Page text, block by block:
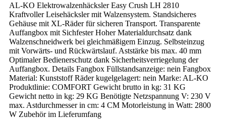
AL-KO Elektrowalzenhäcksler Easy Crush LH 2810
Kraftvoller Leisehäcksler mit Walzensystem. Standsicheres
Gehäuse mit XL-Räder für sicheren Transport. Transparente
Auffangbox mit Sichfester Hoher Materialdurchsatz dank
Walzenschneidwerk bei gleichmäßigem Einzug. Selbsteinzug
mit Vorwärts- und Rückwärtslauf. Aststärke bis max. 40 mm
Optimaler Bedienerschutz dank Sicherheitsverriegelung der
Auffangbox. Details Fangbox Füllstandsanzeige: nein Fangbox
Material: Kunststoff Räder kugelgelagert: nein Marke: AL-KO
Produktlinie: COMFORT Gewicht brutto in kg: 31 KG
Gewicht netto in kg: 29 KG Benötigte Netzspannung V: 230 V
max. Astdurchmesser in cm: 4 CM Motorleistung in Watt: 2800
W Zubehör im Lieferumfang